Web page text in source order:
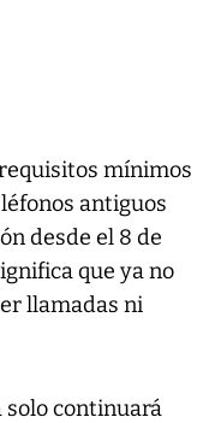
mínimos
antiguos
desde el 8 de
que ya no
llamadas ni
continuará